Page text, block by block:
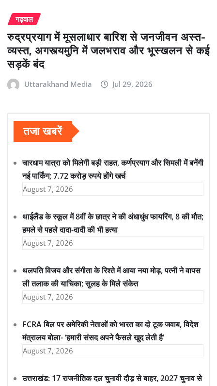
गढ़वाल
रुद्रप्रयाग में मूसलाधार बारिश से जनजीवन अस्त-
व्यस्त, अगस्त्यमुनि में जलभराव और भूस्खलन से कई
सड़कें बंद
Uttarakhand Media Jul 29, 2026
तजा खबरें
चारधाम यात्रा को मिलेगी बड़ी राहत, कर्णप्रयाग और सिमली में बनेंगी
नई पार्किंग; 7.72 करोड़ रुपये होंगे खर्च
August 7, 2026
थाईलैंड के स्कूल में 8वीं के छात्र ने की अंधाधुंध फायरिंग, 8 की मौत;
हमले से पहले दादा-दादी की भी हत्या
August 7, 2026
थलपति विजय और संगीता के रिश्ते में आया नया मोड़, पत्नी ने वापस
ली तलाक की याचिका; सुलह के मिले संकेत
August 7, 2026
FCRA बिल पर अमेरिकी नेताओं को भारत का दो टूक जवाब, विदेश
मंत्रालय बोला- ‘हमारी संसद अपने फैसले खुद लेती है’
August 7, 2026
उत्तराखंड: 17 राजनीतिक दल चुनावी दौड़ से बाहर, 2027 चुनाव से